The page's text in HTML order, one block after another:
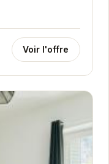
Voir l'offre